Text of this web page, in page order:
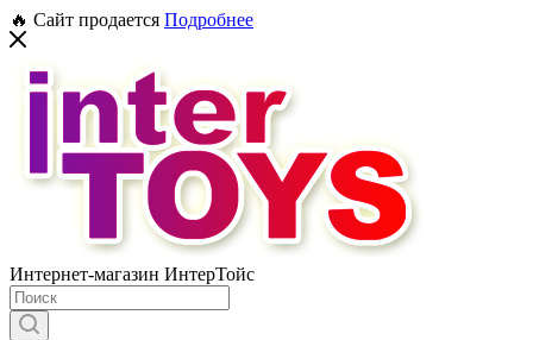
🔥 Сайт продается Подробнее
Интернет-магазин ИнтерТойс